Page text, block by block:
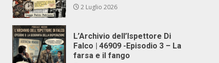
2 Luglio 2026
L’Archivio dell’Ispettore Di
Falco | 46909 -Episodio 3 – La
farsa e il fango